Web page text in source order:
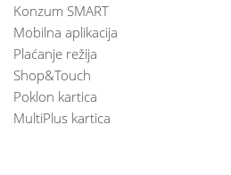
Konzum SMART
Mobilna aplikacija
Plaćanje režija
Shop&Touch
Poklon kartica
MultiPlus kartica